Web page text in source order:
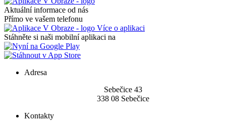
Aktuální informace od nás
Přímo ve vašem telefonu
Více o aplikaci
Stáhněte si naši mobilní aplikaci na
Adresa
Sebečice 43
338 08 Sebečice
Kontakty